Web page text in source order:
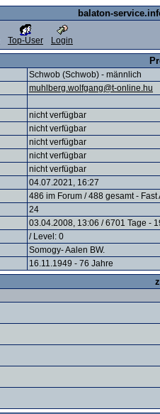
balaton-
Top-User Login
Schwob (Schwob) - männlich
muhlberg.wolfgang@t-online.hu
nicht verfügbar
nicht verfügbar
nicht verfügbar
nicht verfügbar
nicht verfügbar
04.07.2021, 16:27
486 im Forum / 488 gesamt -
24
03.04.2008, 13:06 / 6701 Tage -
/ Level: 0
Somogy- Aalen BW.
16.11.1949 - 76 Jahre